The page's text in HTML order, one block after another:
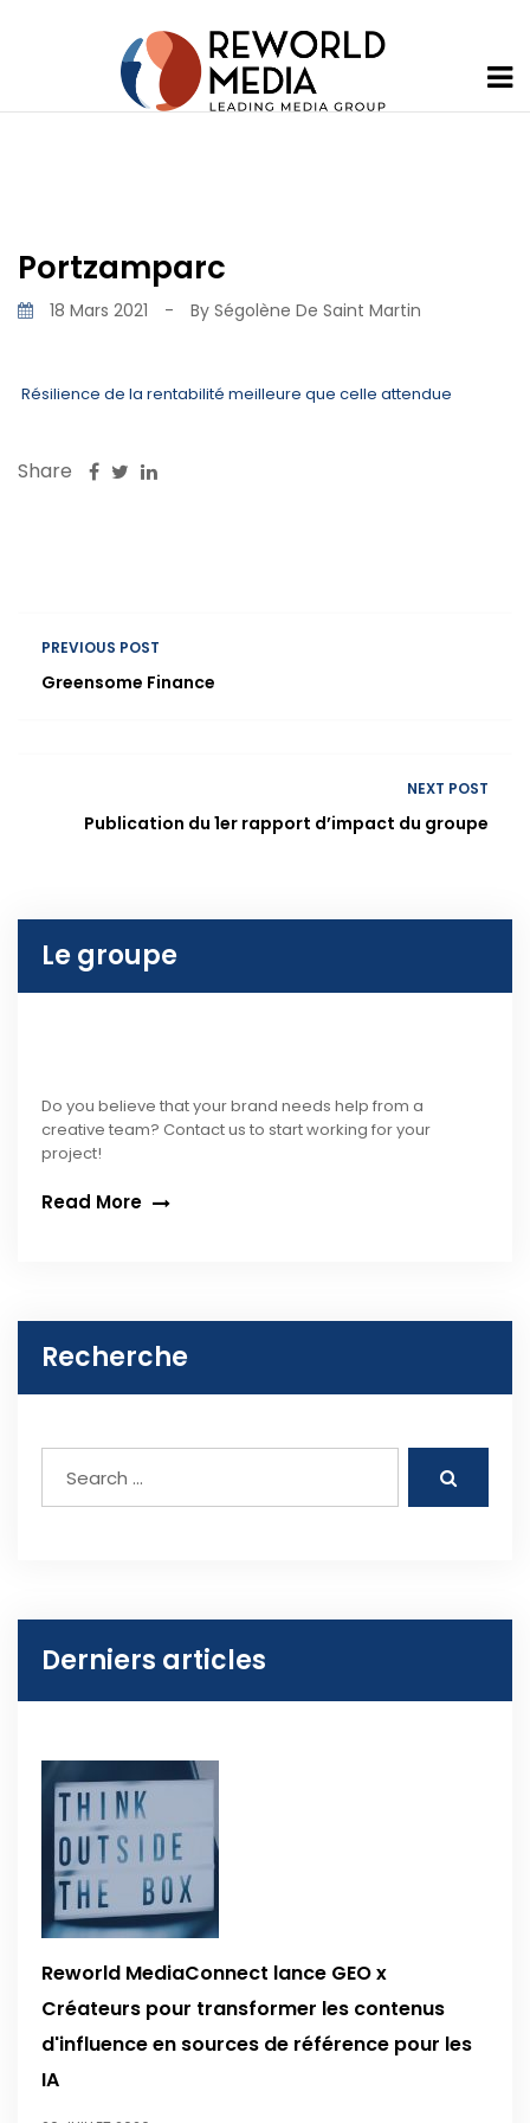
Portzamparc
18 Mars 2021 - By Ségolène De Saint Martin
Résilience de la rentabilité meilleure que celle attendue
Share
PREVIOUS POST
Greensome Finance
NEXT POST
Publication du 1er rapport d’impact du groupe
Le groupe
Do you believe that your brand needs help from a
creative team? Contact us to start working for your
project!
Read More
Recherche
Derniers articles
Reworld MediaConnect lance GEO x
Créateurs pour transformer les contenus
d'influence en sources de référence pour les
IA